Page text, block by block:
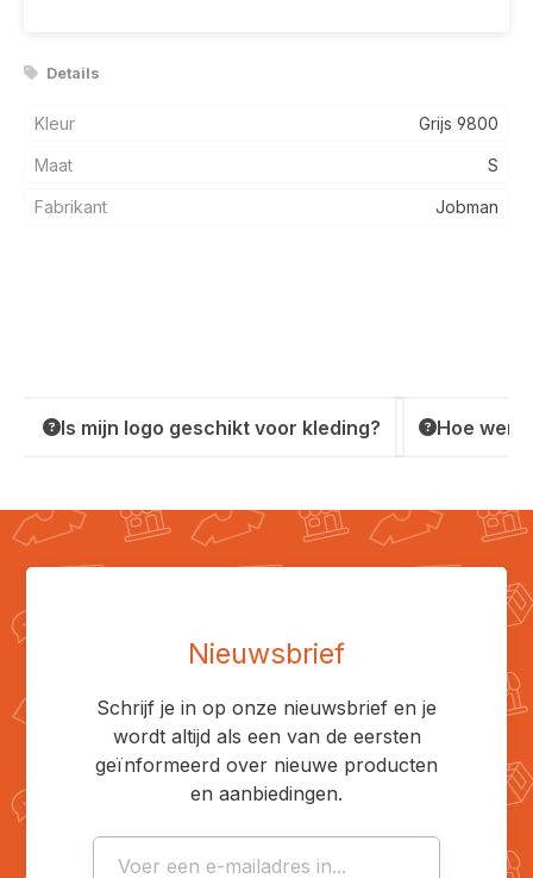
Details
Kleur Grijs 9800
Maat S
Fabrikant Jobman
Is mijn logo geschikt voor kleding? Hoe
Nieuwsbrief
Schrijf je in op onze nieuwsbrief en je
wordt altijd als een van de eersten
geïnformeerd over nieuwe producten
en aanbiedingen.